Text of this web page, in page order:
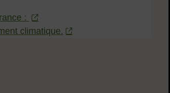
:
climatique.